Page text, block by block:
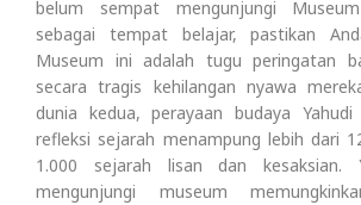
belum sempat mengunjungi
sebagai tempat belajar, pastikan
Museum ini adalah tugu peringatan
secara tragis kehilangan nyawa
dunia kedua, perayaan budaya
refleksi sejarah menampung lebih dari
1.000 sejarah lisan dan kesaksian.
mengunjungi museum